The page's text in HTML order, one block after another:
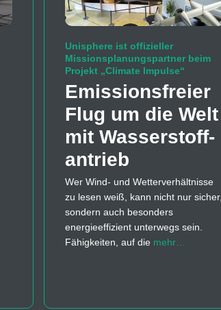
Unisphere ist offizieller
Missionsplanungspartner beim
Projekt „Climate Impulse“
Emissions­freier
Flug um die Welt
mit Wasserstoff­
antrieb
Wer Wind- und Wetterverhältnisse
zu lesen weiß, kann nicht nur sicher,
sondern auch besonders
energieeffizient unterwegs sein.
Fähigkeiten, auf die mehr…